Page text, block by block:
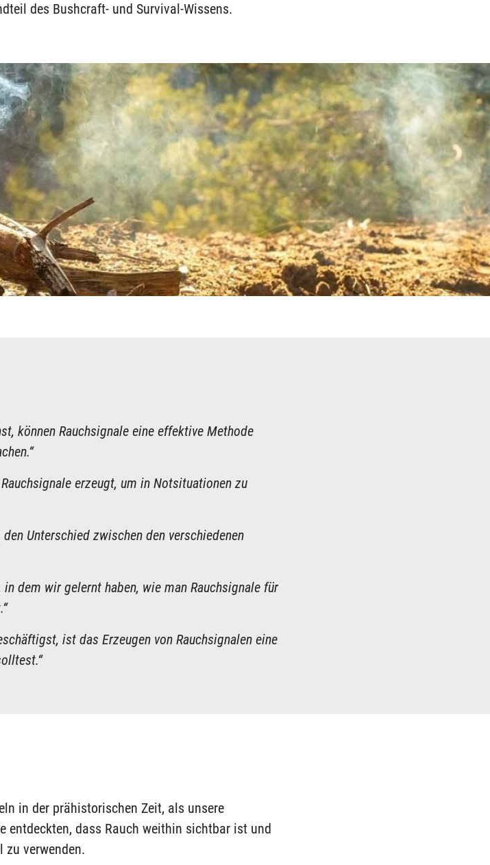
des Bushcraft- und Survival-Wissens.
können Rauchsignale eine effektive Methode
erzeugt, um in Notsituationen zu
Unterschied zwischen den verschiedenen
dem wir gelernt haben, wie man Rauchsignale für
ist das Erzeugen von Rauchsignalen eine
in der prähistorischen Zeit, als unsere
entdeckten, dass Rauch weithin sichtbar ist und
verwenden.